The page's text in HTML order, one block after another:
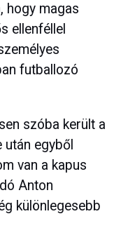
hogy magas
ellenféllel
futballozó
szóba került a
egyből
van a kapus
Anton
különlegesebb